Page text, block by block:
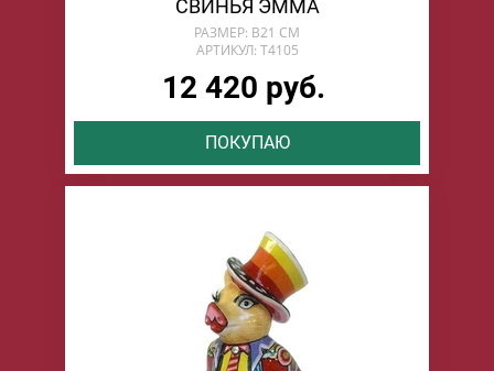
СВИНЬЯ ЭММА
РАЗМЕР: В21 СМ
АРТИКУЛ: T4105
12 420 руб.
ПОКУПАЮ